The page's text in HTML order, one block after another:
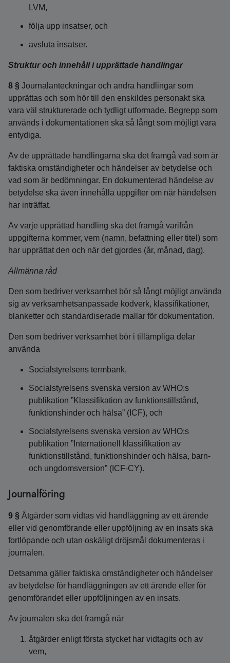
LVM,
följa upp insatser, och
avsluta insatser.
Struktur och innehåll i upprättade handlingar
8 § Journalanteckningar och andra handlingar som
upprättas och som hör till den enskildes personakt ska
vara väl strukturerade och tydligt utformade. Begrepp som
används i dokumentationen ska så långt som möjligt vara
entydiga.
Av de upprättade handlingarna ska det framgå vad som är
faktiska omständigheter och händelser av betydelse och
vad som är bedömningar. En dokumenterad händelse av
betydelse ska även innehålla uppgifter om när händelsen
har inträffat.
Av varje upprättad handling ska det framgå varifrån
uppgifterna kommer, vem (namn, befattning eller titel) som
har upprättat den och när det gjordes (år, månad, dag).
Allmänna råd
Den som bedriver verksamhet bör så långt möjligt använda
sig av verksamhetsanpassade kodverk, klassifikationer,
blanketter och standardiserade mallar för dokumentation.
Den som bedriver verksamhet bör i tillämpliga delar
använda
Socialstyrelsens termbank,
Socialstyrelsens svenska version av WHO:s
publikation ”Klassifikation av funktionstillstånd,
funktionshinder och hälsa” (ICF), och
Socialstyrelsens svenska version av WHO:s
publikation ”Internationell klassifikation av
funktionstillstånd, funktionshinder och hälsa, barn-
och ungdomsversion” (ICF-CY).
Journalföring
9 § Åtgärder som vidtas vid handläggning av ett ärende
eller vid genomförande eller uppföljning av en insats ska
fortlöpande och utan oskäligt dröjsmål dokumenteras i
journalen.
Detsamma gäller faktiska omständigheter och händelser
av betydelse för handläggningen av ett ärende eller för
genomförandet eller uppföljningen av en insats.
Av journalen ska det framgå när
åtgärder enligt första stycket har vidtagits och av
vem,